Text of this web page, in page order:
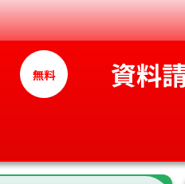
愛媛県
無料 資料